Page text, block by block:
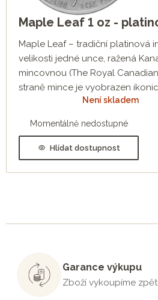
Maple Leaf 1 oz -
Maple Leaf – tradiční platinová
velikosti jedné unce, ražená
mincovnou (The Royal
straně mince je vyobrazen
Není skladem
Momentálně nedostupné
Hlídat dostupnost
Garance výkupu
Zboží vykoupíme zpět